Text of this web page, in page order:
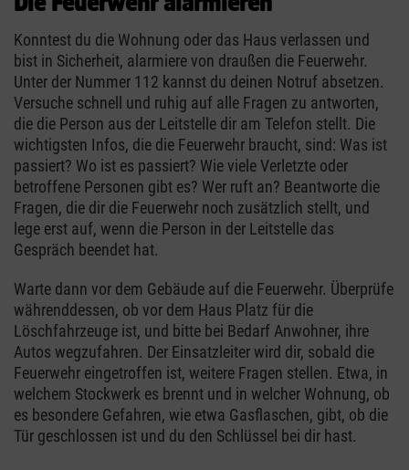
Konntest du die Wohnung oder das Haus verlassen und
bist in Sicherheit, alarmiere von draußen die Feuerwehr.
Unter der Nummer 112 kannst du deinen Notruf absetzen.
Versuche schnell und ruhig auf alle Fragen zu antworten,
die die Person aus der Leitstelle dir am Telefon stellt. Die
wichtigsten Infos, die die Feuerwehr braucht, sind: Was ist
passiert? Wo ist es passiert? Wie viele Verletzte oder
betroffene Personen gibt es? Wer ruft an? Beantworte die
Fragen, die dir die Feuerwehr noch zusätzlich stellt, und
lege erst auf, wenn die Person in der Leitstelle das
Gespräch beendet hat.
Warte dann vor dem Gebäude auf die Feuerwehr. Überprüfe
währenddessen, ob vor dem Haus Platz für die
Löschfahrzeuge ist, und bitte bei Bedarf Anwohner, ihre
Autos wegzufahren. Der Einsatzleiter wird dir, sobald die
Feuerwehr eingetroffen ist, weitere Fragen stellen. Etwa, in
welchem Stockwerk es brennt und in welcher Wohnung, ob
es besondere Gefahren, wie etwa Gasflaschen, gibt, ob die
Tür geschlossen ist und du den Schlüssel bei dir hast.